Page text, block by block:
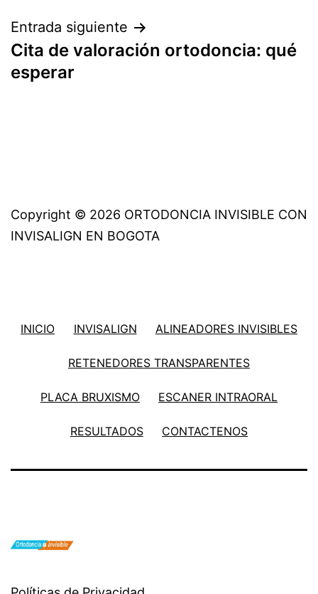
Entrada siguiente
Cita de valoración ortodoncia: qué
esperar
Copyright © 2026 ORTODONCIA INVISIBLE CON
INVISALIGN EN BOGOTA
INICIO INVISALIGN ALINEADORES INVISIBLES
RETENEDORES TRANSPARENTES
PLACA BRUXISMO ESCANER INTRAORAL
RESULTADOS CONTACTENOS